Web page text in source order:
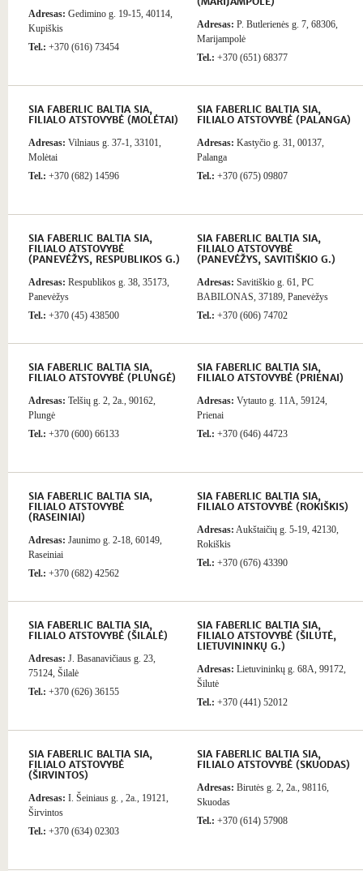
Adresas: Gedimino g. 19-15, 40114,
Kupiškis
Tel.: +370 (616) 73454
Adresas: P. Butlerienės g. 7, 68306,
Marijampolė
Tel.: +370 (651) 68377
SIA FABERLIC BALTIA SIA,
FILIALO ATSTOVYBĖ (MOLĖTAI)
Adresas: Vilniaus g. 37-1, 33101,
Molėtai
Tel.: +370 (682) 14596
SIA FABERLIC BALTIA SIA,
FILIALO ATSTOVYBĖ (PALANGA)
Adresas: Kastyčio g. 31, 00137,
Palanga
Tel.: +370 (675) 09807
SIA FABERLIC BALTIA SIA,
FILIALO ATSTOVYBĖ
(PANEVĖŽYS, RESPUBLIKOS G.)
Adresas: Respublikos g. 38, 35173,
Panevėžys
Tel.: +370 (45) 438500
SIA FABERLIC BALTIA SIA,
FILIALO ATSTOVYBĖ
(PANEVĖŽYS, SAVITIŠKIO G.)
Adresas: Savitiškio g. 61, PC
BABILONAS, 37189, Panevėžys
Tel.: +370 (606) 74702
SIA FABERLIC BALTIA SIA,
FILIALO ATSTOVYBĖ (PLUNGĖ)
Adresas: Telšių g. 2, 2a., 90162,
Plungė
Tel.: +370 (600) 66133
SIA FABERLIC BALTIA SIA,
FILIALO ATSTOVYBĖ (PRIENAI)
Adresas: Vytauto g. 11A, 59124,
Prienai
Tel.: +370 (646) 44723
SIA FABERLIC BALTIA SIA,
FILIALO ATSTOVYBĖ
(RASEINIAI)
Adresas: Jaunimo g. 2-18, 60149,
Raseiniai
Tel.: +370 (682) 42562
SIA FABERLIC BALTIA SIA,
FILIALO ATSTOVYBĖ (ROKIŠKIS)
Adresas: Aukštaičių g. 5-19, 42130,
Rokiškis
Tel.: +370 (676) 43390
SIA FABERLIC BALTIA SIA,
FILIALO ATSTOVYBĖ (ŠILALĖ)
Adresas: J. Basanavičiaus g. 23,
75124, Šilalė
Tel.: +370 (626) 36155
SIA FABERLIC BALTIA SIA,
FILIALO ATSTOVYBĖ (ŠILUTĖ,
LIETUVININKŲ G.)
Adresas: Lietuvininkų g. 68A, 99172,
Šilutė
Tel.: +370 (441) 52012
SIA FABERLIC BALTIA SIA,
FILIALO ATSTOVYBĖ
(ŠIRVINTOS)
Adresas: I. Šeiniaus g. , 2a., 19121,
Širvintos
Tel.: +370 (634) 02303
SIA FABERLIC BALTIA SIA,
FILIALO ATSTOVYBĖ (SKUODAS)
Adresas: Birutės g. 2, 2a., 98116,
Skuodas
Tel.: +370 (614) 57908